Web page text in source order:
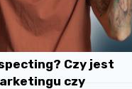
Czy jest
czy